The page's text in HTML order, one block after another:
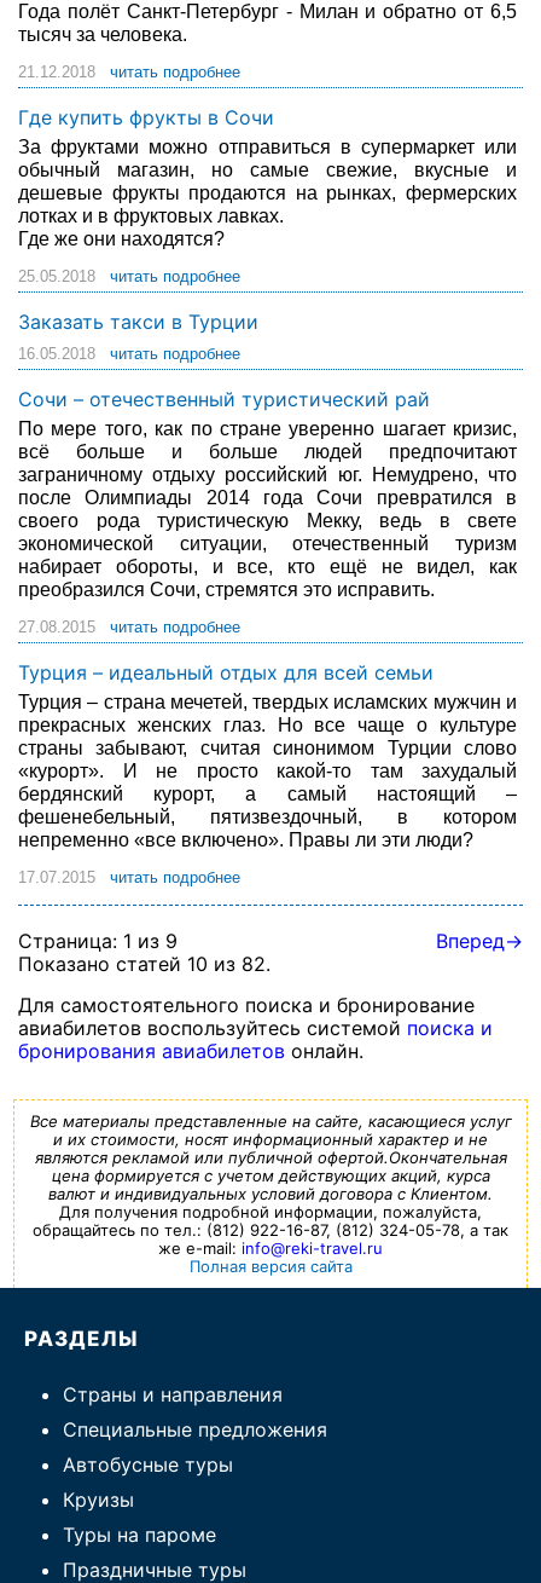
Года полёт Санкт-Петербург - Милан и обратно от 6,5
тысяч за человека.
21.12.2018 читать подробнее
Где купить фрукты в Сочи
За фруктами можно отправиться в супермаркет или
обычный магазин, но самые свежие, вкусные и
дешевые фрукты продаются на рынках, фермерских
лотках и в фруктовых лавках.
Где же они находятся?
25.05.2018 читать подробнее
Заказать такси в Турции
16.05.2018 читать подробнее
Сочи – отечественный туристический рай
По мере того, как по стране уверенно шагает кризис,
всё больше и больше людей предпочитают
заграничному отдыху российский юг. Немудрено, что
после Олимпиады 2014 года Сочи превратился в
своего рода туристическую Мекку, ведь в свете
экономической ситуации, отечественный туризм
набирает обороты, и все, кто ещё не видел, как
преобразился Сочи, стремятся это исправить.
27.08.2015 читать подробнее
Турция – идеальный отдых для всей семьи
Турция – страна мечетей, твердых исламских мужчин и
прекрасных женских глаз. Но все чаще о культуре
страны забывают, считая синонимом Турции слово
«курорт». И не просто какой-то там захудалый
бердянский курорт, а самый настоящий –
фешенебельный, пятизвездочный, в котором
непременно «все включено». Правы ли эти люди?
17.07.2015 читать подробнее
Страница: 1 из 9
Вперед→
Показано статей 10 из 82.
Для самостоятельного поиска и бронирование
авиабилетов воспользуйтесь системой поиска и
бронирования авиабилетов онлайн.
Все материалы представленные на сайте, касающиеся услуг
и их стоимости, носят информационный характер и не
являются рекламой или публичной офертой.Окончательная
цена формируется с учетом действующих акций, курса
валют и индивидуальных условий договора с Клиентом.
Для получения подробной информации, пожалуйста,
обращайтесь по тел.: (812) 922-16-87, (812) 324-05-78, а так
же e-mail: info@reki-travel.ru
Полная версия сайта
РАЗДЕЛЫ
Страны и направления
Специальные предложения
Автобусные туры
Круизы
Туры на пароме
Праздничные туры